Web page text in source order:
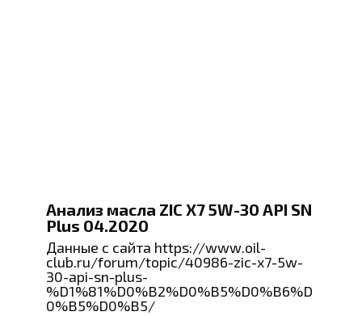
Анализ масла ZIC X7 5W-30 API SN
Plus 04.2020
Данные с сайта https://www.oil-
club.ru/forum/topic/40986-zic-x7-5w-
30-api-sn-plus-
%D1%81%D0%B2%D0%B5%D0%B6%D
0%B5%D0%B5/